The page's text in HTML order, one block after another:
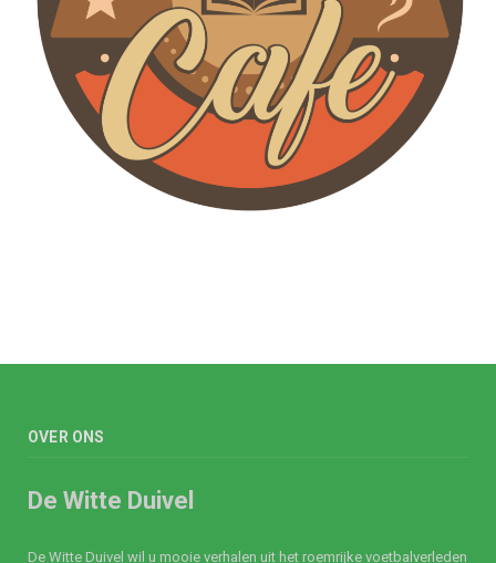
OVER ONS
De Witte Duivel
De Witte Duivel wil u mooie verhalen uit het roemrijke voetbalverleden